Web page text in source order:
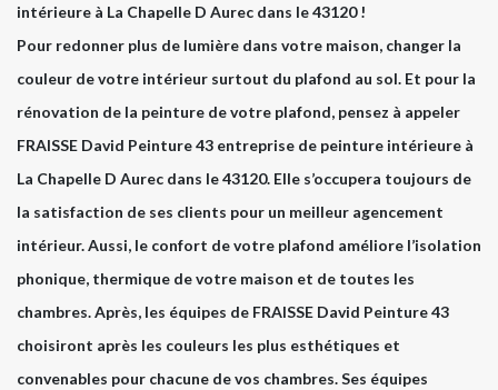
intérieure à La Chapelle D Aurec dans le 43120 !
Pour redonner plus de lumière dans votre maison, changer la
couleur de votre intérieur surtout du plafond au sol. Et pour la
rénovation de la peinture de votre plafond, pensez à appeler
FRAISSE David Peinture 43 entreprise de peinture intérieure à
La Chapelle D Aurec dans le 43120. Elle s’occupera toujours de
la satisfaction de ses clients pour un meilleur agencement
intérieur. Aussi, le confort de votre plafond améliore l’isolation
phonique, thermique de votre maison et de toutes les
chambres. Après, les équipes de FRAISSE David Peinture 43
choisiront après les couleurs les plus esthétiques et
convenables pour chacune de vos chambres. Ses équipes